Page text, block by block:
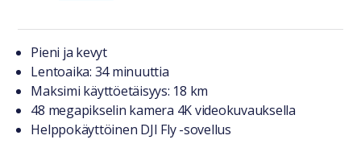
Tuotteesta lyhyesti
Pieni ja kevyt
Lentoaika: 34 minuuttia
Maksimi käyttöetäisyys: 18 km
48 megapikselin kamera 4K videokuvauksella
Helppokäyttöinen DJI Fly -sovellus